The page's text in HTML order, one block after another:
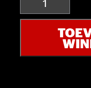
Comedy
October